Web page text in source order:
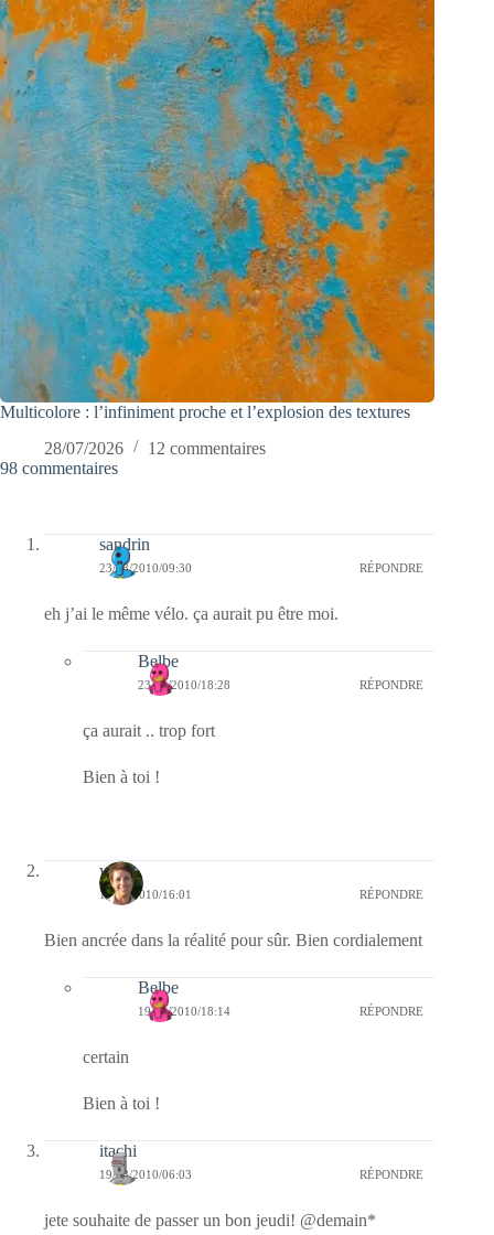
Multicolore : l’infiniment proche et l’explosion des textures
28/07/2026
12 commentaires
98 commentaires
sandrin
23/08/2010/09:30 RÉPONDRE
eh j’ai le même vélo. ça aurait pu être moi.
Belbe
23/08/2010/18:28 RÉPONDRE
ça aurait .. trop fort
Bien à toi !
véb
19/08/2010/16:01 RÉPONDRE
Bien ancrée dans la réalité pour sûr. Bien cordialement
Belbe
19/08/2010/18:14 RÉPONDRE
certain
Bien à toi !
itachi
19/08/2010/06:03 RÉPONDRE
jete souhaite de passer un bon jeudi! @demain*